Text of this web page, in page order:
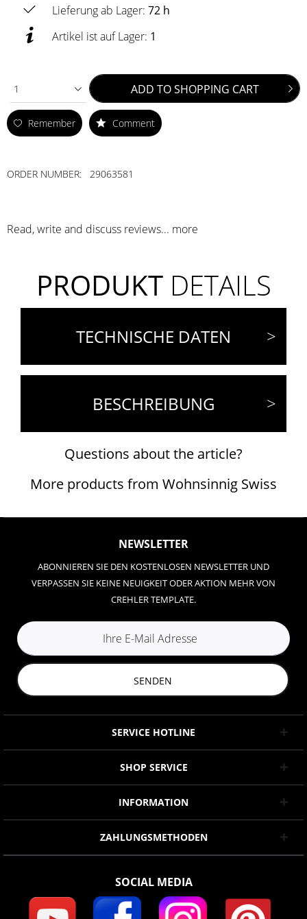
Lieferung ab Lager: 72 h
Artikel ist auf Lager: 1
1 ADD TOSHOPPING CART
Remember Comment
ORDER NUMBER: 29063581
Read, write and discuss reviews... more
PRODUKTDETAILS
TECHNISCHE DATEN
BESCHREIBUNG
Questions about the article?
More products from Wohnsinnig Swiss
NEWSLETTER
ABONNIEREN SIE DEN KOSTENLOSEN NEWSLETTER UND
VERPASSEN SIE KEINE NEUIGKEIT ODER AKTION MEHR VON
CREHLER TEMPLATE.
SENDEN
SERVICE HOTLINE
SHOP SERVICE
INFORMATION
ZAHLUNGSMETHODEN
SOCIAL MEDIA